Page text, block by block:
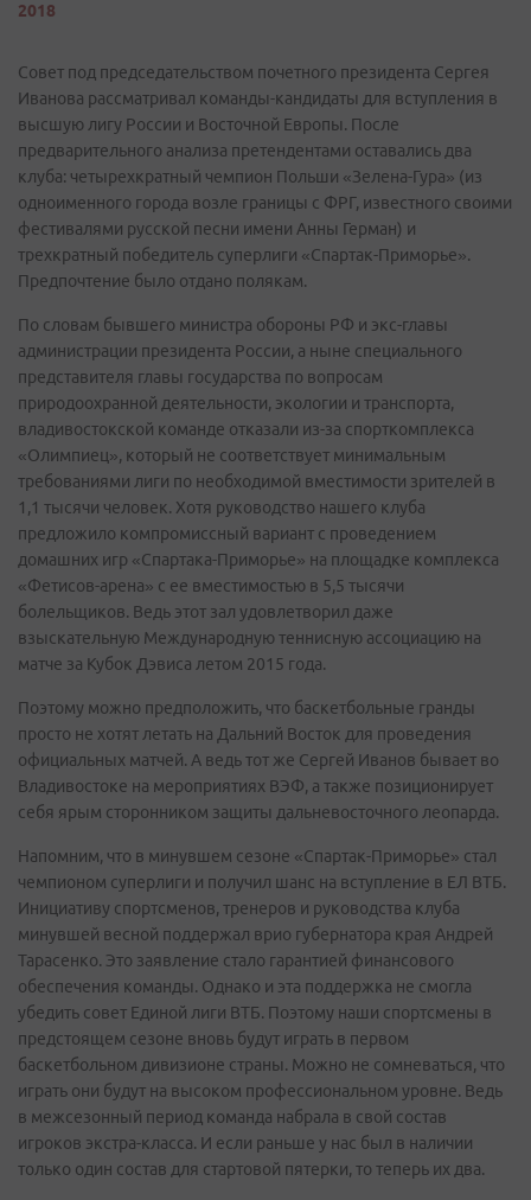
2018
Совет под председательством почетного президента Сергея
Иванова рассматривал команды-кандидаты для вступления в
высшую лигу России и Восточной Европы. После
предварительного анализа претендентами оставались два
клуба: четырехкратный чемпион Польши «Зелена-Гура» (из
одноименного города возле границы с ФРГ, известного своими
фестивалями русской песни имени Анны Герман) и
трехкратный победитель суперлиги «Спартак-Приморье».
Предпочтение было отдано полякам.
По словам бывшего министра обороны РФ и экс-главы
администрации президента России, а ныне специального
представителя главы государства по вопросам
природоохранной деятельности, экологии и транспорта,
владивостокской команде отказали из-за спорткомплекса
«Олимпиец», который не соответствует минимальным
требованиями лиги по необходимой вместимости зрителей в
1,1 тысячи человек. Хотя руководство нашего клуба
предложило компромиссный вариант с проведением
домашних игр «Спартака-Приморье» на площадке комплекса
«Фетисов-арена» с ее вместимостью в 5,5 тысячи
болельщиков. Ведь этот зал удовлетворил даже
взыскательную Международную теннисную ассоциацию на
матче за Кубок Дэвиса летом 2015 года.
Поэтому можно предположить, что баскетбольные гранды
просто не хотят летать на Дальний Восток для проведения
официальных матчей. А ведь тот же Сергей Иванов бывает во
Владивостоке на мероприятиях ВЭФ, а также позиционирует
себя ярым сторонником защиты дальневосточного леопарда.
Напомним, что в минувшем сезоне «Спартак-Приморье» стал
чемпионом суперлиги и получил шанс на вступление в ЕЛ ВТБ.
Инициативу спортсменов, тренеров и руководства клуба
минувшей весной поддержал врио губернатора края Андрей
Тарасенко. Это заявление стало гарантией финансового
обеспечения команды. Однако и эта поддержка не смогла
убедить совет Единой лиги ВТБ. Поэтому наши спортсмены в
предстоящем сезоне вновь будут играть в первом
баскетбольном дивизионе страны. Можно не сомневаться, что
играть они будут на высоком профессиональном уровне. Ведь
в межсезонный период команда набрала в свой состав
игроков экстра-класса. И если раньше у нас был в наличии
только один состав для стартовой пятерки, то теперь их два.